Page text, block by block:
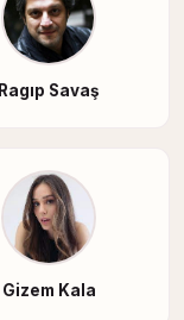
Ragıp Savaş
Gizem Kala